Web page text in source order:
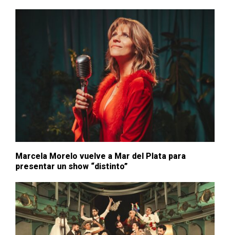
Marcela Morelo vuelve a Mar del Plata para
presentar un show “distinto”